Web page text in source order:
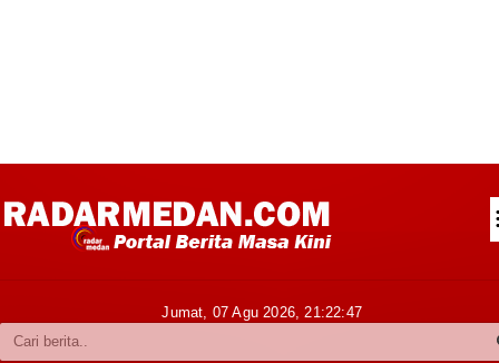
Kabupaten Karo
Jumat, 07 Agu 2026,21:22:48